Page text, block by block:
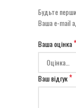
Будьте
Ваша e-mail
Ваша оцінка*
Ваш відгук*